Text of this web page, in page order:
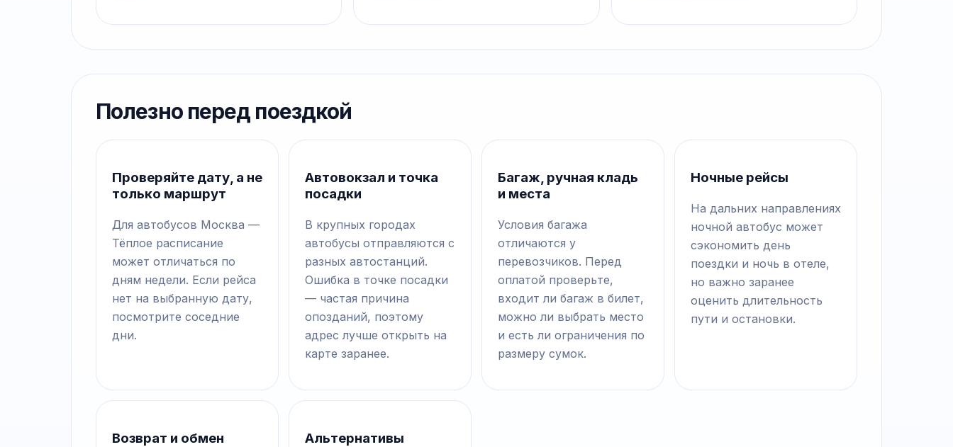
Полезно перед поездкой
Проверяйте дату, а не
только маршрут
Для автобусов Москва —
Тёплое расписание
может отличаться по
дням недели. Если рейса
нет на выбранную дату,
посмотрите соседние
дни.
Автовокзал и точка
посадки
В крупных городах
автобусы отправляются с
разных автостанций.
Ошибка в точке посадки
— частая причина
опозданий, поэтому
адрес лучше открыть на
карте заранее.
Багаж, ручная кладь
и места
Условия багажа
отличаются у
перевозчиков. Перед
оплатой проверьте,
входит ли багаж в билет,
можно ли выбрать место
и есть ли ограничения по
размеру сумок.
Ночные рейсы
На дальних направлениях
ночной автобус может
сэкономить день
поездки и ночь в отеле,
но важно заранее
оценить длительность
пути и остановки.
Возврат и обмен Альтернативы